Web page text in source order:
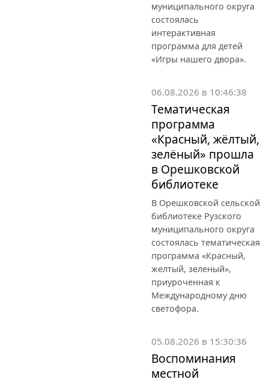
муниципального округа
состоялась
интерактивная
программа для детей
«Игры нашего двора».
06.08.2026 в 10:46:38
Тематическая
программа
«Красный, жёлтый,
зелёный» прошла
в Орешковской
библиотеке
В Орешковской сельской
библиотеке Рузского
муниципального округа
состоялась тематическая
программа «Красный,
желтый, зеленый»,
приуроченная к
Международному дню
светофора.
05.08.2026 в 15:30:36
Воспоминания
местной